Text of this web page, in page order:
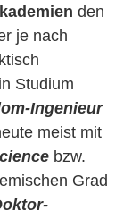
den
je nach
Studium
Ingenieur
meist mit
bzw.
Grad